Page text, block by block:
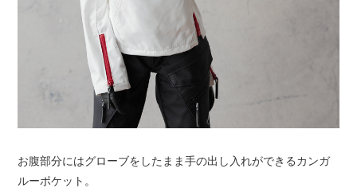
お腹部分にはグローブをしたまま手の出し入れができるカンガ
ルーポケット。